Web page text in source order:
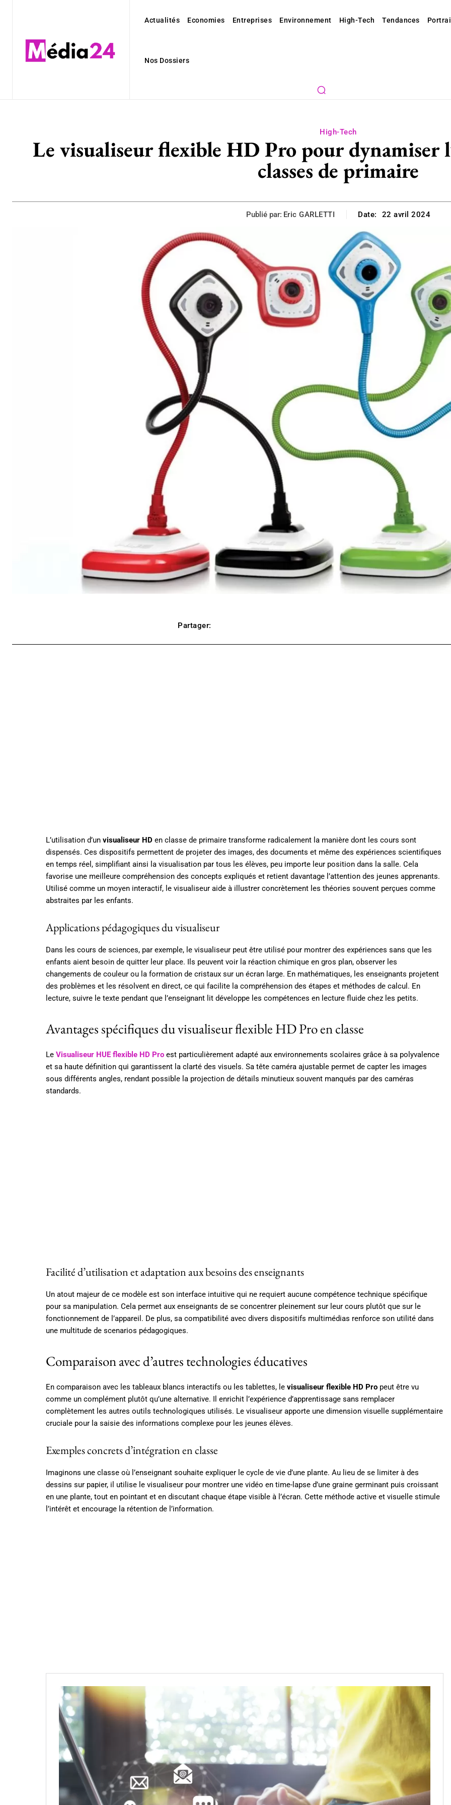
Actualités Economies Entreprises Environnement High-Tech Tendances
Nos Dossiers
High-Tech
Le visualiseur flexible HD Pro pour dynamiser
classes de primaire
Publié par: Eric GARLETTI Date: 22 avril 2024
Partager:
L’utilisation d’un visualiseur HD en classe de primaire transforme radicalement la manière dont les cours sont
dispensés. Ces dispositifs permettent de projeter des images, des documents et même des expériences scientifiques
en temps réel, simplifiant ainsi la visualisation par tous les élèves, peu importe leur position dans la salle. Cela
favorise une meilleure compréhension des concepts expliqués et retient davantage l’attention des jeunes apprenants.
Utilisé comme un moyen interactif, le visualiseur aide à illustrer concrètement les théories souvent perçues comme
abstraites par les enfants.
Applications pédagogiques du visualiseur
Dans les cours de sciences, par exemple, le visualiseur peut être utilisé pour montrer des expériences sans que les
enfants aient besoin de quitter leur place. Ils peuvent voir la réaction chimique en gros plan, observer les
changements de couleur ou la formation de cristaux sur un écran large. En mathématiques, les enseignants projetent
des problèmes et les résolvent en direct, ce qui facilite la compréhension des étapes et méthodes de calcul. En
lecture, suivre le texte pendant que l’enseignant lit développe les compétences en lecture fluide chez les petits.
Avantages spécifiques du visualiseur flexible HD Pro en classe
Le Visualiseur HUE flexible HD Pro est particulièrement adapté aux environnements scolaires grâce à sa polyvalence
et sa haute définition qui garantissent la clarté des visuels. Sa tête caméra ajustable permet de capter les images
sous différents angles, rendant possible la projection de détails minutieux souvent manqués par des caméras
standards.
Facilité d’utilisation et adaptation aux besoins des enseignants
Un atout majeur de ce modèle est son interface intuitive qui ne requiert aucune compétence technique spécifique
pour sa manipulation. Cela permet aux enseignants de se concentrer pleinement sur leur cours plutôt que sur le
fonctionnement de l’appareil. De plus, sa compatibilité avec divers dispositifs multimédias renforce son utilité dans
une multitude de scenarios pédagogiques.
Comparaison avec d’autres technologies éducatives
En comparaison avec les tableaux blancs interactifs ou les tablettes, le visualiseur flexible HD Pro peut être vu
comme un complément plutôt qu’une alternative. Il enrichit l’expérience d’apprentissage sans remplacer
complètement les autres outils technologiques utilisés. Le visualiseur apporte une dimension visuelle supplémentaire
cruciale pour la saisie des informations complexe pour les jeunes élèves.
Exemples concrets d’intégration en classe
Imaginons une classe où l’enseignant souhaite expliquer le cycle de vie d’une plante. Au lieu de se limiter à des
dessins sur papier, il utilise le visualiseur pour montrer une vidéo en time-lapse d’une graine germinant puis croissant
en une plante, tout en pointant et en discutant chaque étape visible à l’écran. Cette méthode active et visuelle stimule
l’intérêt et encourage la rétention de l’information.